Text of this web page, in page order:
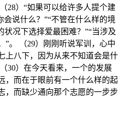
28）“如果可以给许多人提个建
会说什么？”“不管在什么样的境
状况下选择爱最困难？”“当涉及
”。 （29）刚刚听说军训，心中
上八下，因为从来不知道会是什
30）在今天看来，一个的发展
，而在于眼前有一个什么样的起
，而缺少通向那个志愿的一步步